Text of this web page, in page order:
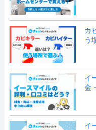
カ
う
イ
金
イ